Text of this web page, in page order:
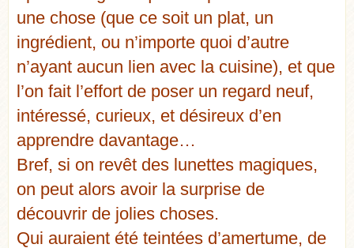
une chose (que ce soit un plat, un
ingrédient, ou n’importe quoi d’autre
n’ayant aucun lien avec la cuisine), et que
l’on fait l’effort de poser un regard neuf,
intéressé, curieux, et désireux d’en
apprendre davantage…
Bref, si on revêt des lunettes magiques,
on peut alors avoir la surprise de
découvrir de jolies choses.
Qui auraient été teintées d’amertume, de